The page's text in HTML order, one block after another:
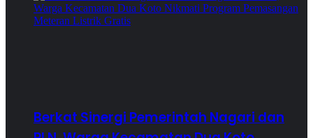
Berkat Sinergi Pemerintah Nagari dan